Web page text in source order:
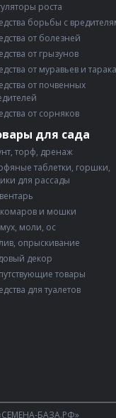
роста
борьбы с
от болезней
от грызунов
от муравьев и
от почвенных
от сорняков
для сада
торф, дренаж
таблетки, горшки,
для рассады
и мошки
моли, ос
опрыскивание
декор
товары
для туалетов
«СЕМЕНА-БАЗА.РФ»